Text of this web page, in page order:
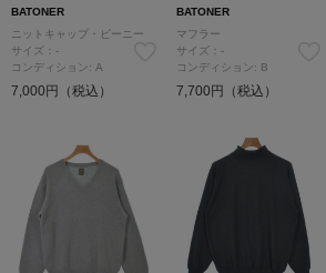
BATONER
ニットキャップ・ビーニー
サイズ：-
コンディション: A
7,000円（税込）
BATONER
マフラー
サイズ：-
コンディション: B
7,700円（税込）